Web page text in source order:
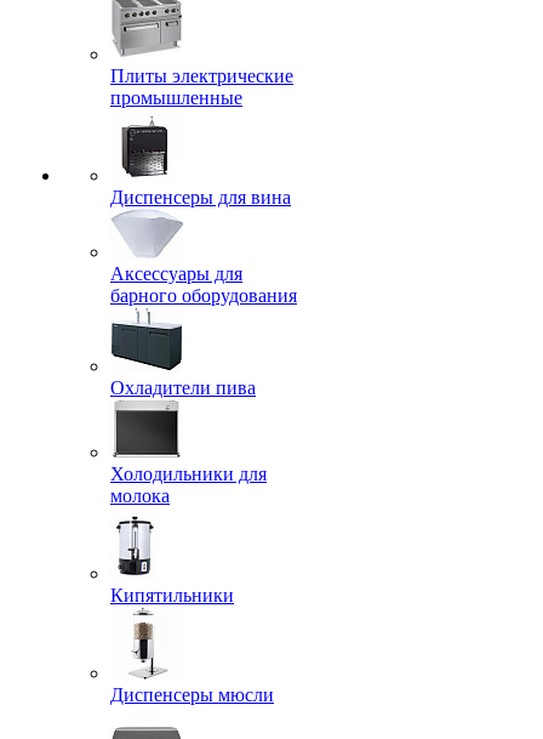
Плиты электрические
промышленные
Диспенсеры для вина
Аксессуары для
барного оборудования
Охладители пива
Холодильники для
молока
Кипятильники
Диспенсеры мюсли